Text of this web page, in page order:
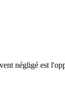
négligé est